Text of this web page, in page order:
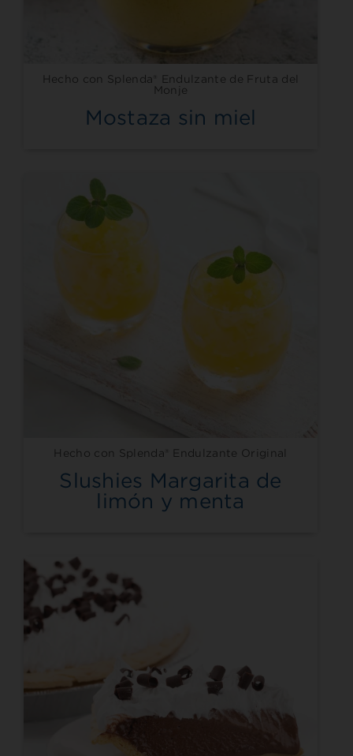
Hecho con Splenda® Endulzante de Fruta del
Monje
Mostaza sin miel
Hecho con Splenda® Endulzante Original
Slushies Margarita de
limón y menta